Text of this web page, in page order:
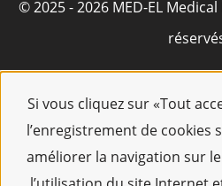
Si vous cliquez sur «Tout
l’enregistrement de
améliorer la navigation sur
© 2025 - 2026 MED-EL